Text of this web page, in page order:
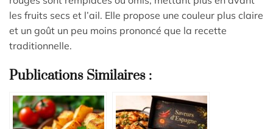
les fruits secs et l’ail. Elle propose une couleur plus claire
et un goût un peu moins prononcé que la recette
traditionnelle.
Publications Similaires :